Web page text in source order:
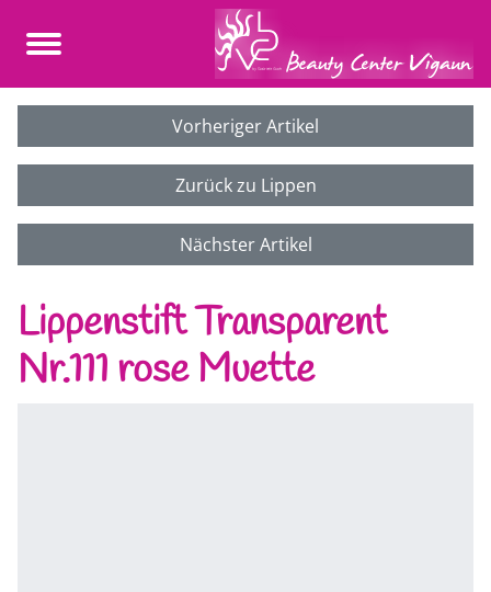
Vorheriger Artikel
Zurück zu Lippen
Nächster Artikel
Lippenstift Transparent
Nr.111 rose Muette